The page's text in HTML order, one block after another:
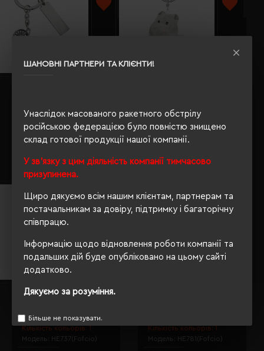
ШАНОВНІ ПАРТНЕРИ ТА КЛІЄНТИ!
Унаслідок масованого ракетного обстрілу
російською федерацією було повністю знищено
склад готової продукції нашої компанії.
У зв'язку з цим діяльність компанії тимчасово
призупинена.
Щиро дякуємо всім нашим клієнтам, партнерам та
постачальникам за довіру, підтримку і багаторічну
співпрацю.
Інформацію щодо відновлення роботи компанії та
подальших дій буде опубліковано на цьому сайті
додатково.
Дякуємо за розуміння.
Більше не показувати.
Кількість кольорів:
Модель:V4949(Voyager)
Детальніше...
Кількість кольорів:
Модель: HE734(Fofcio)
Кількість кольорів: 1
Модель:
HE737(Fofcio)
Брелок-іграшка плюшевий кіт
Кількість кольорів: 1
Модель:
HE781(Fofcio)